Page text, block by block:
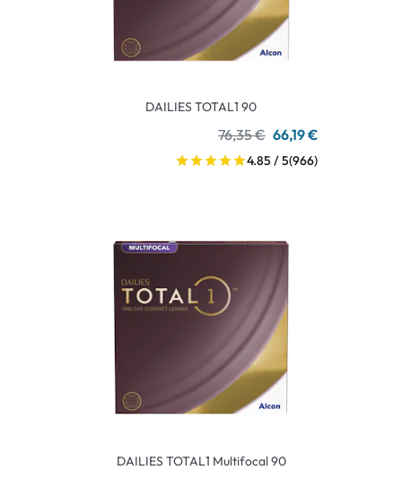
DAILIES TOTAL1 90
76,35 € 66,19 €
4.85 / 5(966)
DAILIES TOTAL1 Multifocal 90